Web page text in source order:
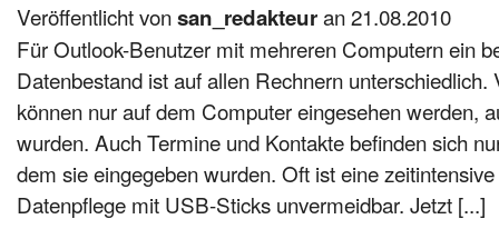
Veröffentlicht vonsan_redakteuran 21.08.2010
Für Outlook-Benutzer mit mehreren Computern ein
Datenbestand ist auf allen Rechnern unterschiedlich.
können nur auf dem Computer eingesehen werden,
wurden. Auch Termine und Kontakte befinden sich
dem sie eingegeben wurden. Oft ist eine
Datenpflege mit USB-Sticks unvermeidbar. Jetzt [...]